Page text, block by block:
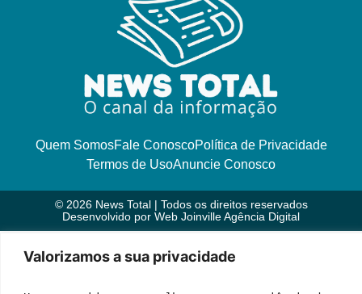
Valorizamos a sua privacidade
Quem SomosFale ConoscoPolítica de Privacidade
Termos de UsoAnuncie Conosco
© 2026 News Total | Todos os direitos reservados
Desenvolvido por Web Joinville Agência Digital